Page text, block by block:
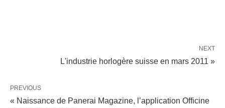
NEXT
L'industrie horlogère suisse en mars 2011 »
PREVIOUS
« Naissance de Panerai Magazine, l’application Officine